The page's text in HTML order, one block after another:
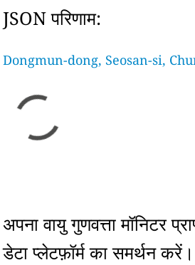
JSON परिणाम:
Dongmun-dong, Seosan-si,
अपना वायु गुणवत्ता मॉनिटर
डेटा प्लेटफ़ॉर्म का समर्थन करें।